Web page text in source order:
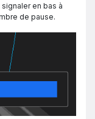
en bas à
de pause.